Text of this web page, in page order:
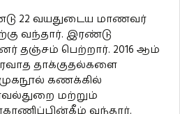
22 வயதுடைய மாணவர்
வந்தார். இரண்டு
தஞ்சம் பெற்றார். 2016 ஆம்
தாக்குதல்களை
முகநூல் கணக்கில்
மற்றும்